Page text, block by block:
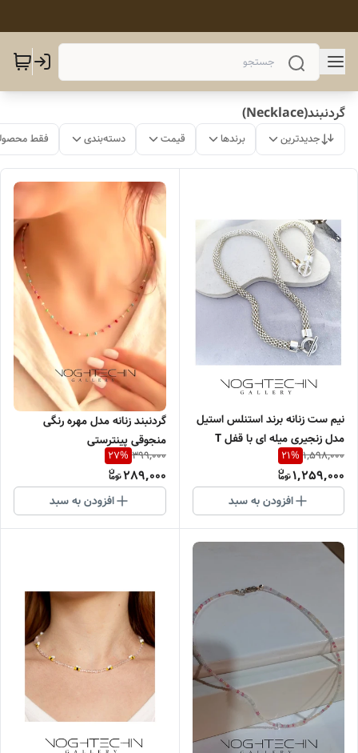
گردنبند(Necklace)
جدیدترین برندها قیمت دسته‌بندی فقط
نیم ست زنانه برند استنلس استیل
مدل زنجیری میله ای با قفل T
وارداتی
1,598,000
21%
1,259,000
افزودن به سبد
گردنبند زنانه مدل مهره رنگی
منجوقی پینترستی
399,000
27%
289,000
افزودن به سبد